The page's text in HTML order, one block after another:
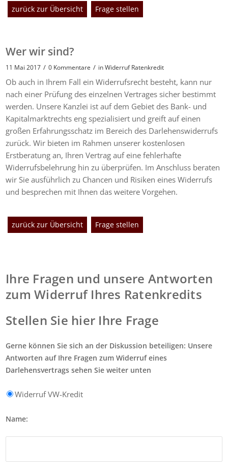
zurück zur Übersicht Frage stellen
Wer wir sind?
11 Mai 2017 / 0 Kommentare / inWiderruf Ratenkredit
Ob auch in Ihrem Fall ein Widerrufsrecht besteht, kann nur
nach einer Prüfung des einzelnen Vertrages sicher bestimmt
werden. Unsere Kanzlei ist auf dem Gebiet des Bank- und
Kapitalmarktrechts eng spezialisiert und greift auf einen
großen Erfahrungsschatz im Bereich des Darlehenswiderrufs
zurück. Wir bieten im Rahmen unserer kostenlosen
Erstberatung an, Ihren Vertrag auf eine fehlerhafte
Widerrufsbelehrung hin zu überprüfen. Im Anschluss beraten
wir Sie ausführlich zu Chancen und Risiken eines Widerrufs
und besprechen mit Ihnen das weitere Vorgehen.
zurück zur Übersicht Frage stellen
Ihre Fragen und unsere Antworten
zum Widerruf Ihres Ratenkredits
Stellen Sie hier Ihre Frage
Gerne können Sie sich an der Diskussion beteiligen: Unsere
Antworten auf Ihre Fragen zum Widerruf eines
Darlehensvertrags sehen Sie weiter unten
Widerruf VW-Kredit
Name: